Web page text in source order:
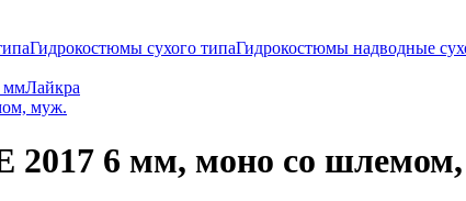
Гидрокостюмы сухого типаГидрокостюмы надводные
ммЛайкра
муж.
2017 6 мм, моно со